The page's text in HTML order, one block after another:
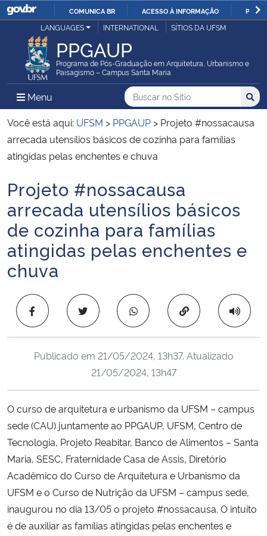
IR
O
CONTEÚDO
COMUNICA BR ACESSO À INFORMAÇÃO
Ministério da Justiça e Segurança Pública
Ministério da Defesa
Ministério das Relações Exteriores
Ministério da Economia
Ministério da Infraestrutura
Ministério da Agricultura, Pecuária e Abastecimento
Ministério da Educação
Ministério da Cidadania
Ministério da Saúde
Ministério de Minas e Energia
Ministério da Ciência, Tecnologia, Inovações e Comunicações
Ministério do Meio Ambiente
Ministério do Desenvolvimento Regional
Controladoria-Geral da União
Ministério da Mulher, da Família e dos Direitos Humanos
LANGUAGES INTERNATIONAL SÍTIOS DA UFSM
PPGAUP
Programa de Pós-Graduação em Arquitetura, Urbanismo e
Paisagismo – Campus Santa Maria
Menu Menu Principal do Sítio
Busca
Buscar no no Sítio
Busca:
Você está aqui: UFSM > PPGAUP > Projeto #nossacausa
arrecada utensílios básicos de cozinha para famílias
atingidas pelas enchentes e chuva
Início do conteúdo
Projeto #nossacausa
arrecada utensílios básicos
de cozinha para famílias
atingidas pelas enchentes e
chuva
Copiar para área
Publicado em 21/05/2024, 13h37. Atualizado
21/05/2024, 13h47
O curso de arquitetura e urbanismo da UFSM – campus
sede (CAU) juntamente ao PPGAUP, UFSM, Centro de
Tecnologia, Projeto Reabitar, Banco de Alimentos – Santa
Maria, SESC, Fraternidade Casa de Assis, Diretório
Acadêmico do Curso de Arquitetura e Urbanismo da
UFSM e o Curso de Nutrição da UFSM – campus sede,
inaugurou no dia 13/05 o projeto #nossacausa. O intuito
é de auxiliar as famílias atingidas pelas enchentes e